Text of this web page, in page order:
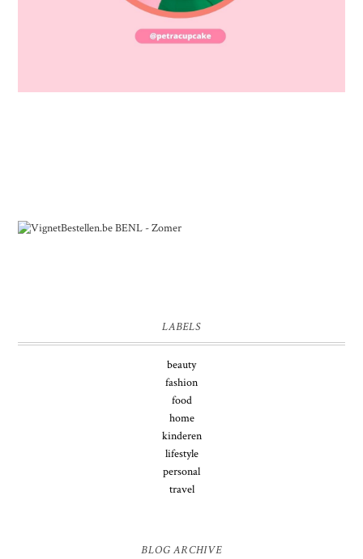
LABELS
beauty
fashion
food
home
kinderen
lifestyle
personal
travel
BLOG ARCHIVE